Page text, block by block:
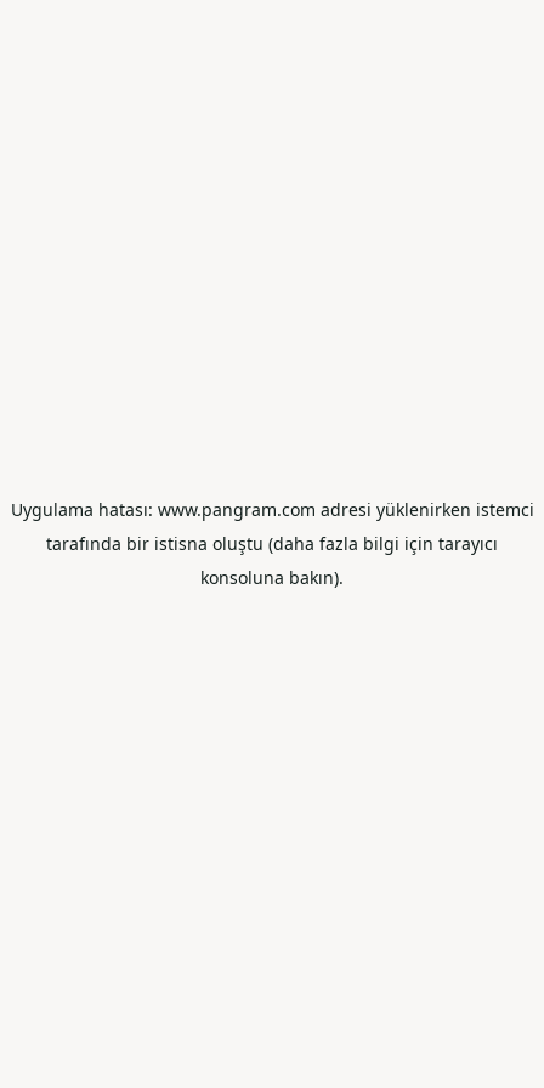
Uygulama hatası: www.pangram.com adresi yüklenirken istemci
tarafında bir istisna oluştu (daha fazla bilgi için tarayıcı
konsoluna bakın).